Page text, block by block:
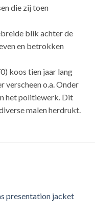
die zij toen
blik achter de
en betrokken
koos tien jaar lang
verscheen o.a. Onder
het politiewerk. Dit
malen herdrukt.
presentation jacket